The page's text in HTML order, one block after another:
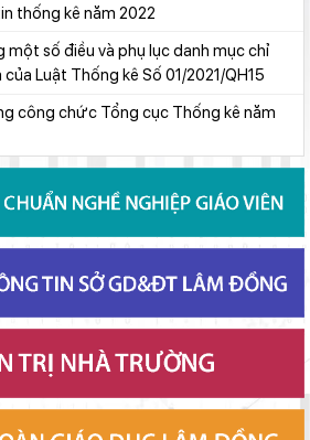
trong kỷ nguyên mới - Bài 1: Khẳng
đấu tranh với luận điệu xuyên tạc
quản lý, nhân sự hỗ trợ giáo dục khi
lập
Xuân Hương
thống kê năm 2022
Luật Thống kê Số 01/2021/QH15